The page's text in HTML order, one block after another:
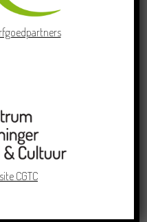
CGTC